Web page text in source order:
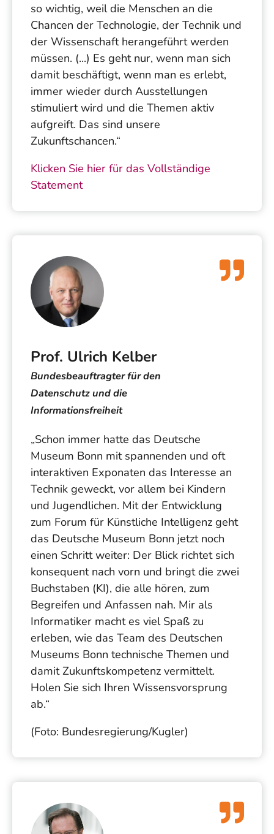
so wichtig, weil die Menschen an die
Chancen der Technologie, der Technik und
der Wissenschaft herangeführt werden
müssen. (...) Es geht nur, wenn man sich
damit beschäftigt, wenn man es erlebt,
immer wieder durch Ausstellungen
stimuliert wird und die Themen aktiv
aufgreift. Das sind unsere
Zukunftschancen.“
Klicken Sie hier für das Vollständige
Statement
Prof. Ulrich Kelber
Bundesbeauftragter für den
Datenschutz und die
Informationsfreiheit
„Schon immer hatte das Deutsche
Museum Bonn mit spannenden und oft
interaktiven Exponaten das Interesse an
Technik geweckt, vor allem bei Kindern
und Jugendlichen. Mit der Entwicklung
zum Forum für Künstliche Intelligenz geht
das Deutsche Museum Bonn jetzt noch
einen Schritt weiter: Der Blick richtet sich
konsequent nach vorn und bringt die zwei
Buchstaben (KI), die alle hören, zum
Begreifen und Anfassen nah. Mir als
Informatiker macht es viel Spaß zu
erleben, wie das Team des Deutschen
Museums Bonn technische Themen und
damit Zukunftskompetenz vermittelt.
Holen Sie sich Ihren Wissensvorsprung
ab.“
(Foto: Bundesregierung/Kugler)